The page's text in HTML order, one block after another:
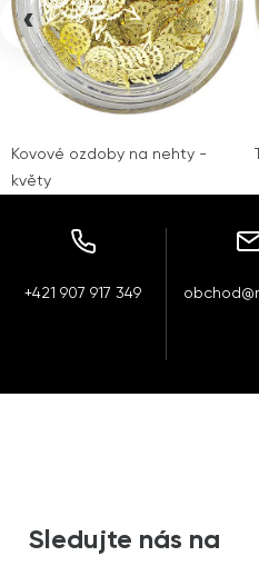
Kovové ozdoby na nehty -
květy
‹
+421 907 917 349
Sledujte nás na